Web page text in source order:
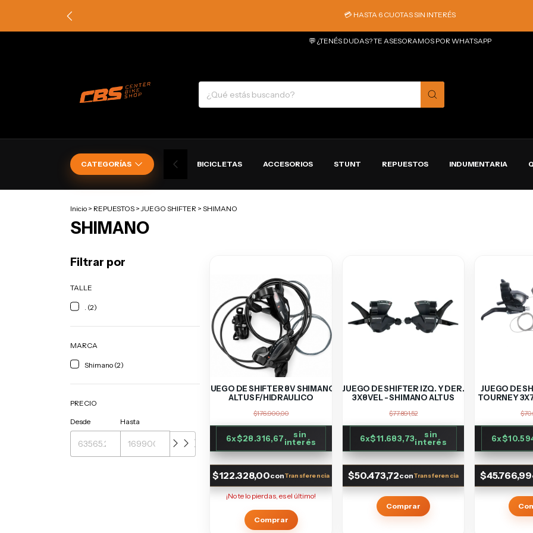
💳 HASTA 6 CUOTAS SIN INTERÉS
💬 ¿TENÉS DUDAS? TE ASESORAMOS POR WHATSAPP
CATEGORÍAS BICICLETAS ACCESORIOS STUNT REPUESTOS INDUMENTARIA
Inicio > REPUESTOS > JUEGO SHIFTER > SHIMANO
SHIMANO
Filtrar por
TALLE
. (2)
MARCA
Shimano (2)
PRECIO
Desde Hasta
JUEGO DE SHIFTER 8V SHIMANO
ALTUS F/HIDRAULICO
$176.900,00
6x$28.316,67
sin
interés
$122.328,00con
¡No te lo pierdas, es el último!
JUEGO DE SHIFTER IZQ. Y DER.
3X8VEL - SHIMANO ALTUS
$77.891,52
6x$11.683,73
sin
interés
$50.473,72con
Comprar
JUEGO DE
TOURNEY
6x
$45.766,99